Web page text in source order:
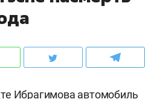
Ибрагимова автомобиль